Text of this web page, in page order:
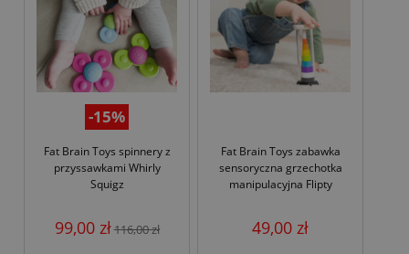
-15%
Fat Brain Toys spinnery z
przyssawkami Whirly
Squigz
99,00 zł116,00 zł
Fat Brain Toys zabawka
sensoryczna grzechotka
manipulacyjna Flipty
49,00 zł